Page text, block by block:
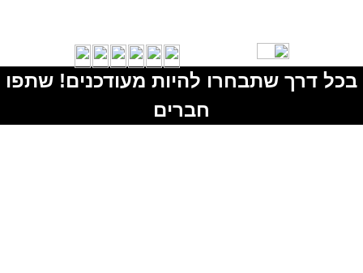
בכל דרך שתבחרו להיות מעודכנים! שתפו
חברים